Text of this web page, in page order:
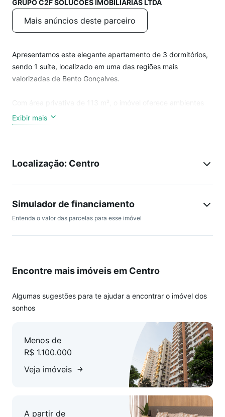
GRUPO C2F SOLUCOES IMOBILIARIAS LTDA
Mais anúncios deste parceiro
Apresentamos este elegante apartamento de 3 dormitórios,
sendo 1 suíte, localizado em uma das regiões mais
valorizadas de Bento Gonçalves.
amplos e bem distribuídos, ideais para proporcionar conforto
e qualidade de vida à sua família.
porcelanato na área social e laminado nos dormitórios.
O imóvel anunciado pode sofrer alteração de disponibilidade
e valor sem aviso prévio, consulte um especialista para
Exibir mais
Localização: Centro
Simulador de financiamento
Entenda o valor das parcelas para esse imóvel
Encontre mais imóveis em Centro
Algumas sugestões para te ajudar a encontrar o imóvel dos
sonhos
Menos de
R$ 1.100.000
Veja imóveis
A partir de